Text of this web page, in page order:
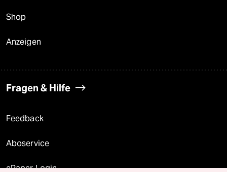
Shop
Anzeigen
Fragen & Hilfe
Feedback
Aboservice
ePaper Login